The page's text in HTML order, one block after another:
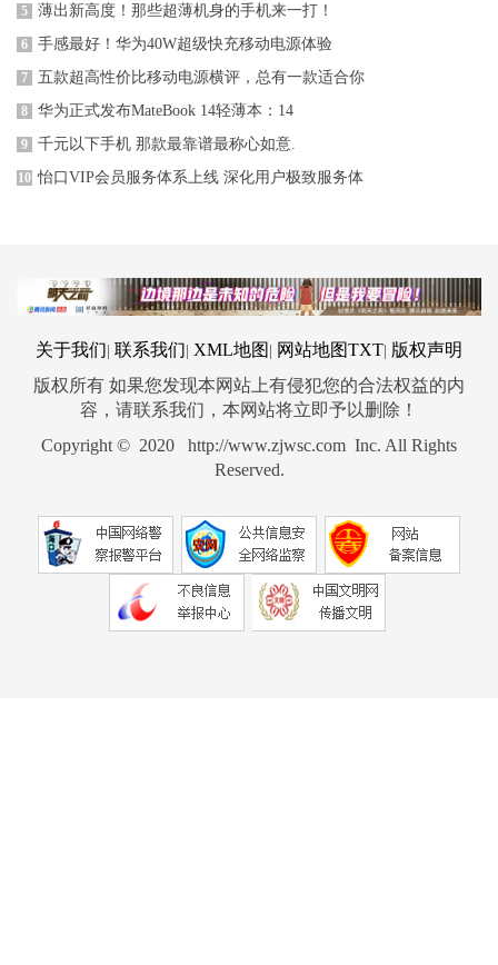
5 薄出新高度！那些超薄机身的手机来一打！
6 手感最好！华为40W超级快充移动电源体验
7 五款超高性价比移动电源横评，总有一款适合你
8 华为正式发布MateBook 14轻薄本：14
9 千元以下手机 那款最靠谱最称心如意.
10 怡口VIP会员服务体系上线 深化用户极致服务体
关于我们 联系我们 XML地图 网站地图TXT 版权声明
版权所有 如果您发现本网站上有侵犯您的合法权益的内
容，请联系我们，本网站将立即予以删除！
Copyright © 2020 http://www.zjwsc.com Inc. All Rights
Reserved.